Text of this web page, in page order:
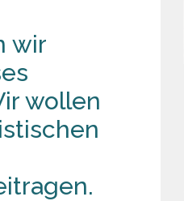
wir
wollen